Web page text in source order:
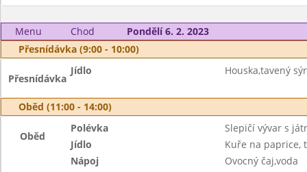
Menu Chod
Pondělí 6. 2. 2023
Přesnídávka (9:00 - 10:00)
Přesnídávka
Jídlo Houska,tavený
Oběd (11:00 - 14:00)
Oběd
Polévka
Slepičí vývar s
Jídlo
Kuře na paprice,
Nápoj
Ovocný čaj,voda